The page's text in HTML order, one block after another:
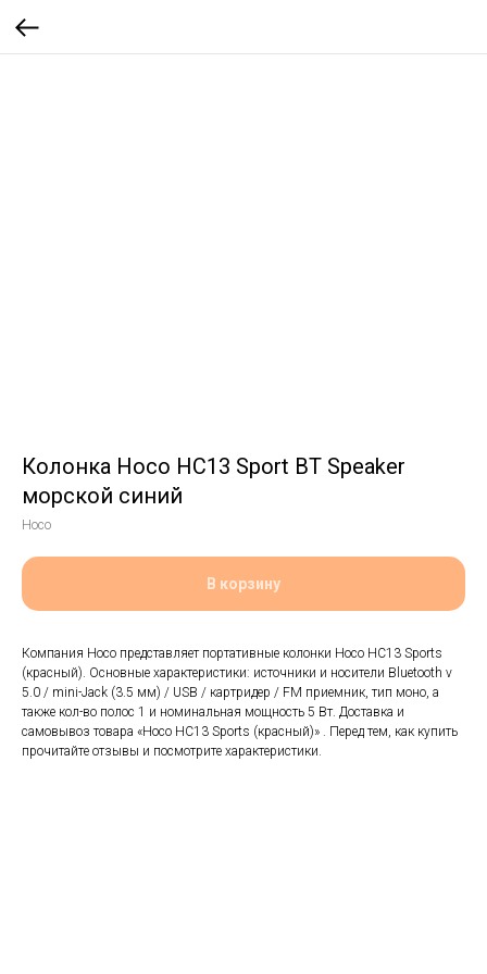
Колонка Hoco HC13 Sport BT Speaker
морской синий
Hoco
В корзину
Компания Hoco представляет портативные колонки Hoco HC13 Sports
(красный). Основные характеристики: источники и носители Bluetooth v
5.0 / mini-Jack (3.5 мм) / USB / картридер / FM приемник, тип моно, а
также кол-во полос 1 и номинальная мощность 5 Вт. Доставка и
самовывоз товара «Hoco HC13 Sports (красный)» . Перед тем, как купить
прочитайте отзывы и посмотрите характеристики.